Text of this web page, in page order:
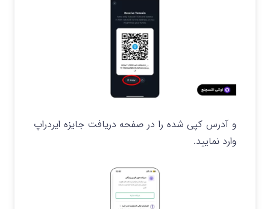
و آدرس کپی شده را در صفحه دریافت جایزه ایردراپ
وارد نمایید.